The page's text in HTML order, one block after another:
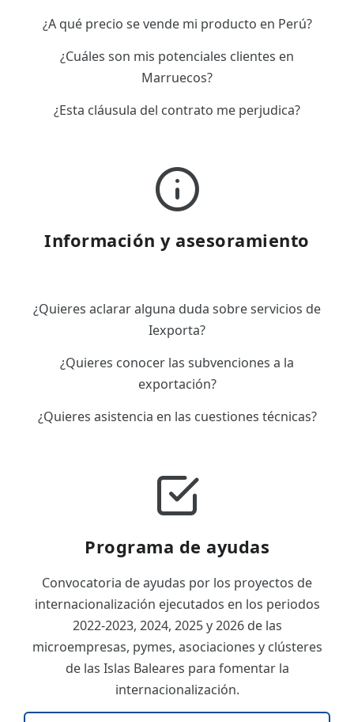
¿A qué precio se vende mi producto en Perú?
¿Cuáles son mis potenciales clientes en
Marruecos?
¿Esta cláusula del contrato me perjudica?
Información y asesoramiento
¿Quieres aclarar alguna duda sobre servicios de
Iexporta?
¿Quieres conocer las subvenciones a la
exportación?
¿Quieres asistencia en las cuestiones técnicas?
Programa de ayudas
Convocatoria de ayudas por los proyectos de
internacionalización ejecutados en los periodos
2022-2023, 2024, 2025 y 2026 de las
microempresas, pymes, asociaciones y clústeres
de las Islas Baleares para fomentar la
internacionalización.